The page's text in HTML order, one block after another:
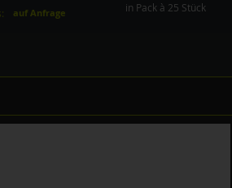
auf Anfrage in Pack à 25 Stück